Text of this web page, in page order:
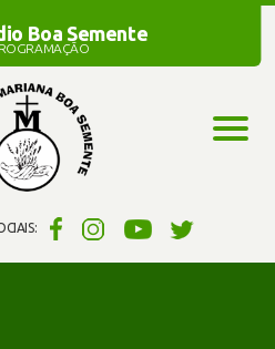
Boa Semente
Boa Semente